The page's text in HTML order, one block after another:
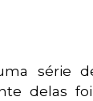
série
delas